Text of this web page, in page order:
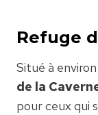
Refuge
Situé à
de la
pour ceux qui